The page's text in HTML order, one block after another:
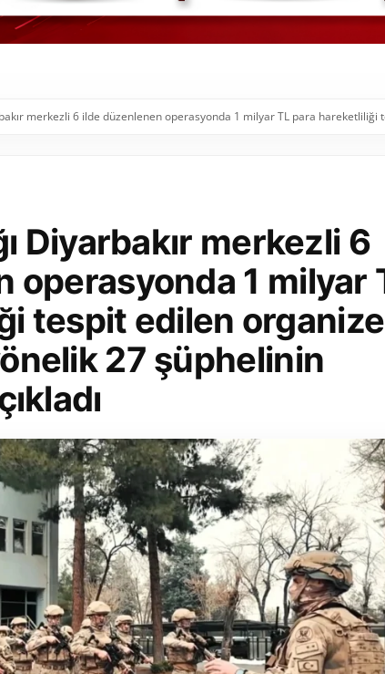
merkezli 6 ilde düzenlenen operasyonda 1 milyar TL para hareketliliği
Diyarbakır merkezli 6
operasyonda 1 milyar
tespit edilen organize
27 şüphelinin